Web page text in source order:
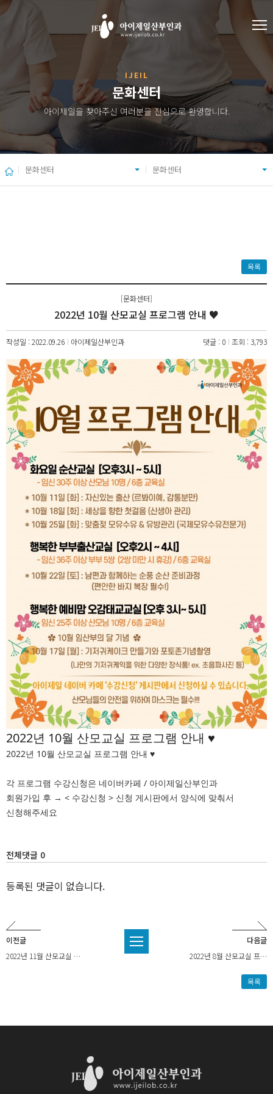
IJEIL
문화센터
아이제일을 찾아주신 여러분을 진심으로 환영합니다.
문화센터 문화센터
목록
[문화센터]
2022년 10월 산모교실 프로그램 안내 ♥
작성일 : 2022.09.26 아이제일산부인과 댓글 : 0 조회 : 3,793
2022년 10월 산모교실 프로그램 안내 ♥
2022년 10월 산모교실 프로그램 안내 ♥
각 프로그램 수강신청은 네이버카페 / 아이제일산부인과
회원가입 후 → < 수강신청 > 신청 게시판에서 양식에 맞춰서
신청해주세요
전체댓글 0
등록된 댓글이 없습니다.
이전글
2022년 11월 산모교실 …
다음글
2022년 8월 산모교실 프…
목록